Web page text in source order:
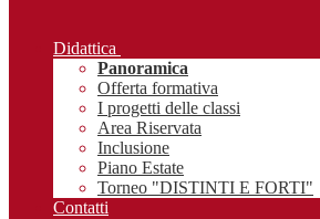
Didattica
Panoramica
Offerta formativa
I progetti delle classi
Area Riservata
Inclusione
Piano Estate
Torneo "DISTINTI E FORTI"
Contatti